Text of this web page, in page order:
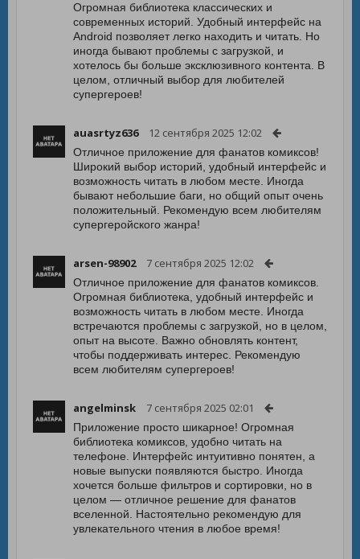
Огромная библиотека классических и
современных историй. Удобный интерфейс на
Android позволяет легко находить и читать. Но
иногда бывают проблемы с загрузкой, и
хотелось бы больше эксклюзивного контента. В
целом, отличный выбор для любителей
супергероев!
auasrtyz636 12 сентября 2025 12:02
Отличное приложение для фанатов комиксов!
Широкий выбор историй, удобный интерфейс и
возможность читать в любом месте. Иногда
бывают небольшие баги, но общий опыт очень
положительный. Рекомендую всем любителям
супергеройского жанра!
arsen-98902 7 сентября 2025 12:02
Отличное приложение для фанатов комиксов.
Огромная библиотека, удобный интерфейс и
возможность читать в любом месте. Иногда
встречаются проблемы с загрузкой, но в целом,
опыт на высоте. Важно обновлять контент,
чтобы поддерживать интерес. Рекомендую
всем любителям супергероев!
angelminsk 7 сентября 2025 02:01
Приложение просто шикарное! Огромная
библиотека комиксов, удобно читать на
телефоне. Интерфейс интуитивно понятен, а
новые выпуски появляются быстро. Иногда
хочется больше фильтров и сортировки, но в
целом — отличное решение для фанатов
вселенной. Настоятельно рекомендую для
увлекательного чтения в любое время!